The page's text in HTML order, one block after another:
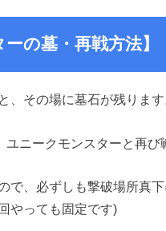
の墓・再戦方法】
、その場に墓石が残ります
ユニークモンスターと再び
で、必ずしも撃破場所真
やっても固定です)